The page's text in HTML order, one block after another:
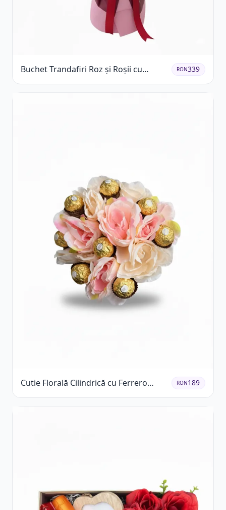
Buchet Trandafiri Roz și Roșii cu
Eucalipt și Gypsophila
RON339
Cutie Florală Cilindrică cu Ferrero
Rocher și Trandafiri Pastel
RON189